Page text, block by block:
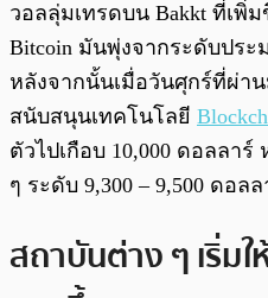
วอลลุ่มเทรดบน Bakkt ที่เพิ่
Bitcoin มันพุ่งจากระดับประ
หลังจากนั้นเมื่อวันศุกร์ที่ผ่า
สนับสนุนเทคโนโลยี
ตัวไปเกือบ 10,000 ดอลลา
ๆ ระดับ 9,300 – 9,500 ดอลล
สถาบันต่าง ๆ เริ่ม